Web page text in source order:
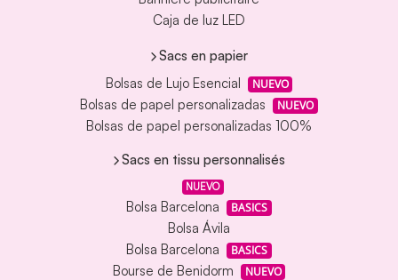
Caja de luz LED
Sacs en papier
Bolsas de Lujo Esencial
NUEVO
Bolsas de papel personalizadas NUEVO
Bolsas de papel personalizadas 100%
Sacs en tissu personnalisés
NUEVO
Bolsa Barcelona BASICS
Bolsa Ávila
Bolsa Barcelona
BASICS
Bourse de Benidorm NUEVO